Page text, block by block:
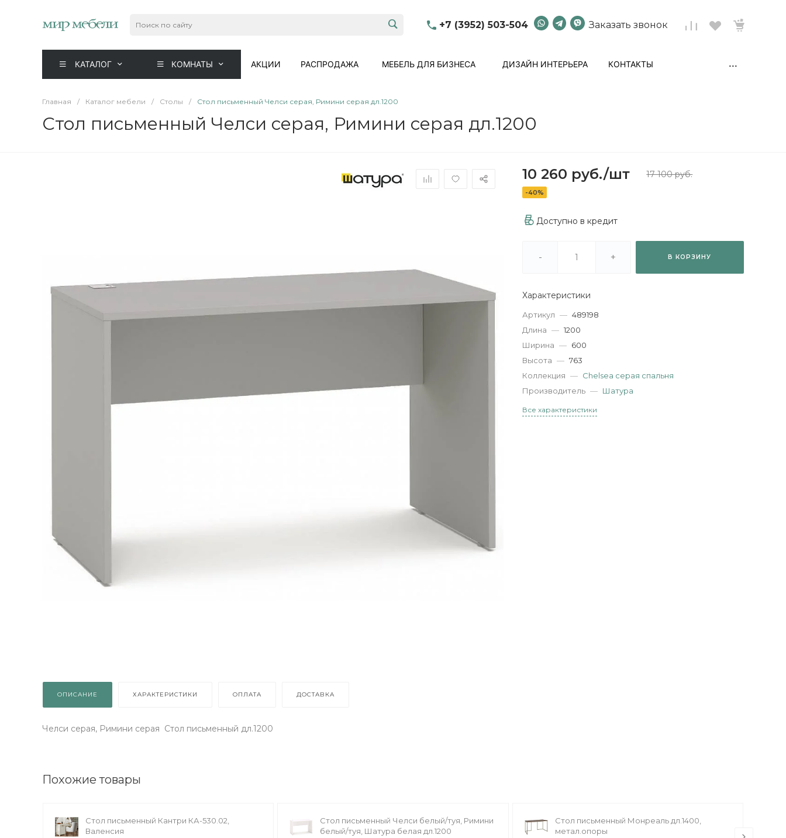
+7 (3952) 503-504 Заказать звонок
КАТАЛОГ КОМНАТЫ АКЦИИ РАСПРОДАЖА МЕБЕЛЬ ДЛЯ БИЗНЕСА ДИЗАЙН ИНТЕРЬЕРА КОНТАКТЫ ...
Главная / Каталог мебели / Столы / Стол письменный Челси серая, Римини серая дл.1200
Стол письменный Челси серая, Римини серая дл.1200
10 260 руб./шт 17 100 руб.
-40%
Доступно в кредит
- + В КОРЗИНУ
Характеристики
Артикул — 489198
Длина — 1200
Ширина — 600
Высота — 763
Коллекция — Chelsea серая спальня
Производитель — Шатура
Все характеристики
ОПИСАНИЕ ХАРАКТЕРИСТИКИ ОПЛАТА ДОСТАВКА
Челси серая, Римини серая Стол письменный дл.1200
Похожие товары
Стол письменный Кантри КА-530.02,
Валенсия
Стол письменный Челси белый/туя, Римини
белый/туя, Шатура белая дл.1200
Стол письменный Монреаль дл.1400,
метал.опоры
Получи подарок просто
Доступно вращений: 1